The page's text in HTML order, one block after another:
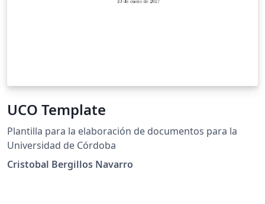
UCO Template
Plantilla para la elaboración de documentos para la
Universidad de Córdoba
Cristobal Bergillos Navarro